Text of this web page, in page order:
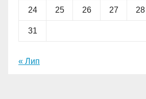
24 25 26 27 28
31
« Лип